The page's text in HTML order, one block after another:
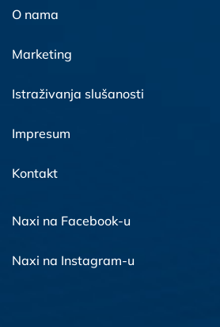
O nama
Marketing
Istraživanja slušanosti
Impresum
Kontakt
Naxi na Facebook-u
Naxi na Instagram-u